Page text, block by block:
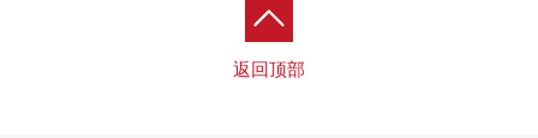
在回来[停车服务票]的时候，给。
返回顶部